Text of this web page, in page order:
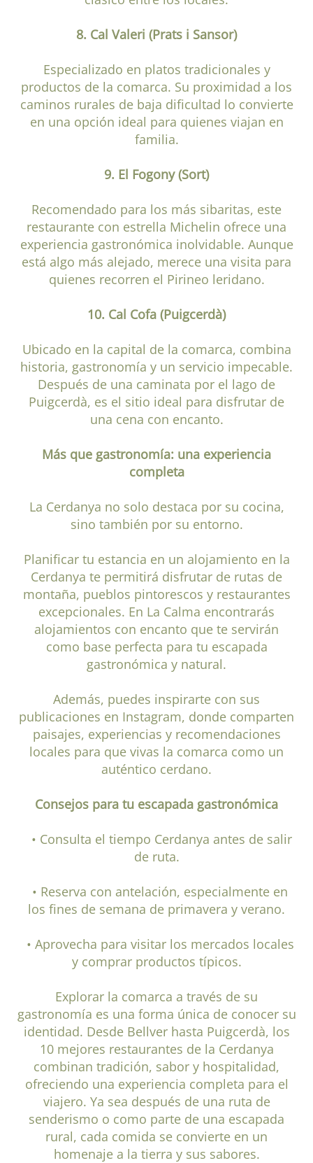
8. Cal Valeri (Prats i Sansor)
Especializado en platos tradicionales y
productos de la comarca. Su proximidad a los
caminos rurales de baja dificultad lo convierte
en una opción ideal para quienes viajan en
familia.
9. El Fogony (Sort)
Recomendado para los más sibaritas, este
restaurante con estrella Michelin ofrece una
experiencia gastronómica inolvidable. Aunque
está algo más alejado, merece una visita para
quienes recorren el Pirineo leridano.
10. Cal Cofa (Puigcerdà)
Ubicado en la capital de la comarca, combina
historia, gastronomía y un servicio impecable.
Después de una caminata por el lago de
Puigcerdà, es el sitio ideal para disfrutar de
una cena con encanto.
Más que gastronomía: una experiencia
completa
La Cerdanya no solo destaca por su cocina,
sino también por su entorno.
Planificar tu estancia en un alojamiento en la
Cerdanya te permitirá disfrutar de rutas de
montaña, pueblos pintorescos y restaurantes
excepcionales. En La Calma encontrarás
alojamientos con encanto que te servirán
como base perfecta para tu escapada
gastronómica y natural.
Además, puedes inspirarte con sus
publicaciones en Instagram, donde comparten
paisajes, experiencias y recomendaciones
locales para que vivas la comarca como un
auténtico cerdano.
Consejos para tu escapada gastronómica
• Consulta el tiempo Cerdanya antes de salir
de ruta.
• Reserva con antelación, especialmente en
los fines de semana de primavera y verano.
• Aprovecha para visitar los mercados locales
y comprar productos típicos.
Explorar la comarca a través de su
gastronomía es una forma única de conocer su
identidad. Desde Bellver hasta Puigcerdà, los
10 mejores restaurantes de la Cerdanya
combinan tradición, sabor y hospitalidad,
ofreciendo una experiencia completa para el
viajero. Ya sea después de una ruta de
senderismo o como parte de una escapada
rural, cada comida se convierte en un
homenaje a la tierra y sus sabores.